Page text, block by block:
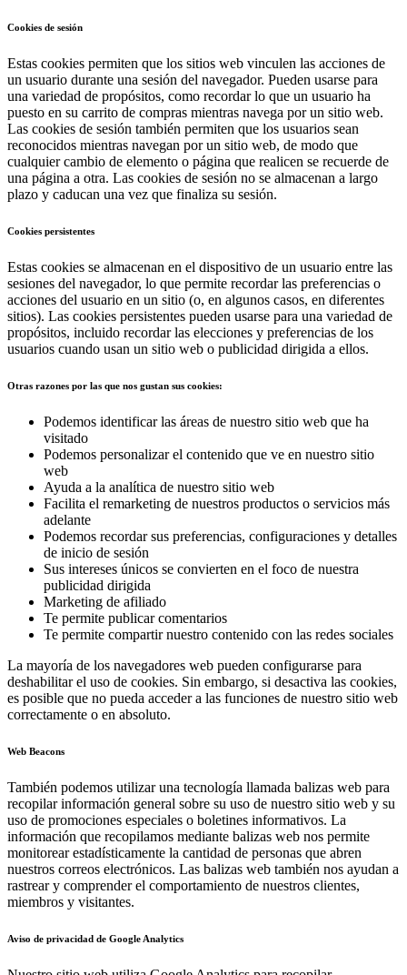
Cookies de sesión
Estas cookies permiten que los sitios web vinculen las acciones de
un usuario durante una sesión del navegador. Pueden usarse para
una variedad de propósitos, como recordar lo que un usuario ha
puesto en su carrito de compras mientras navega por un sitio web.
Las cookies de sesión también permiten que los usuarios sean
reconocidos mientras navegan por un sitio web, de modo que
cualquier cambio de elemento o página que realicen se recuerde de
una página a otra. Las cookies de sesión no se almacenan a largo
plazo y caducan una vez que finaliza su sesión.
Cookies persistentes
Estas cookies se almacenan en el dispositivo de un usuario entre las
sesiones del navegador, lo que permite recordar las preferencias o
acciones del usuario en un sitio (o, en algunos casos, en diferentes
sitios). Las cookies persistentes pueden usarse para una variedad de
propósitos, incluido recordar las elecciones y preferencias de los
usuarios cuando usan un sitio web o publicidad dirigida a ellos.
Otras razones por las que nos gustan sus cookies:
Podemos identificar las áreas de nuestro sitio web que ha
visitado
Podemos personalizar el contenido que ve en nuestro sitio
web
Ayuda a la analítica de nuestro sitio web
Facilita el remarketing de nuestros productos o servicios más
adelante
Podemos recordar sus preferencias, configuraciones y detalles
de inicio de sesión
Sus intereses únicos se convierten en el foco de nuestra
publicidad dirigida
Marketing de afiliado
Te permite publicar comentarios
Te permite compartir nuestro contenido con las redes sociales
La mayoría de los navegadores web pueden configurarse para
deshabilitar el uso de cookies. Sin embargo, si desactiva las cookies,
es posible que no pueda acceder a las funciones de nuestro sitio web
correctamente o en absoluto.
Web Beacons
También podemos utilizar una tecnología llamada balizas web para
recopilar información general sobre su uso de nuestro sitio web y su
uso de promociones especiales o boletines informativos. La
información que recopilamos mediante balizas web nos permite
monitorear estadísticamente la cantidad de personas que abren
nuestros correos electrónicos. Las balizas web también nos ayudan a
rastrear y comprender el comportamiento de nuestros clientes,
miembros y visitantes.
Aviso de privacidad de Google Analytics